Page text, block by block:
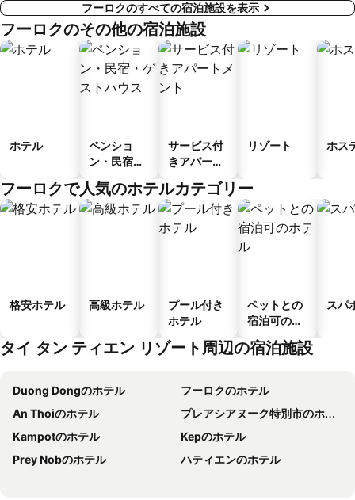
フーロクのすべての宿泊施設を表示
フーロクのその他の宿泊施設
ホテル
ペンショ
ン・民宿・
ス
サービス付
きアパート
リゾート ホス
フーロクで人気のホテルカテゴリー
格安ホテル 高級ホテル
プール付き
ホテル
ペットとの
宿泊可のホ
テル
スパ
タイ タン ティエン リゾート周辺の宿泊施設
Duong Dongのホテル
フーロクのホテル
An Thoiのホテル
プレアシアヌーク特別市のホテル
Kampotのホテル
Kepのホテル
Prey Nobのホテル
ハティエンのホテル